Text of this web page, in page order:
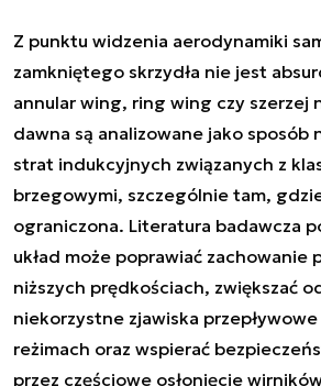
Z punktu widzenia aerodynamiki
zamkniętego skrzydła nie jest
annular wing, ring wing czy szerzej
dawna są analizowane jako sposób
strat indukcyjnych związanych z
brzegowymi, szczególnie tam,
ograniczona. Literatura badawcza
układ może poprawiać zachowanie
niższych prędkościach, zwiększać
niekorzystne zjawiska
reżimach oraz wspierać
przez częściowe osłonięcie